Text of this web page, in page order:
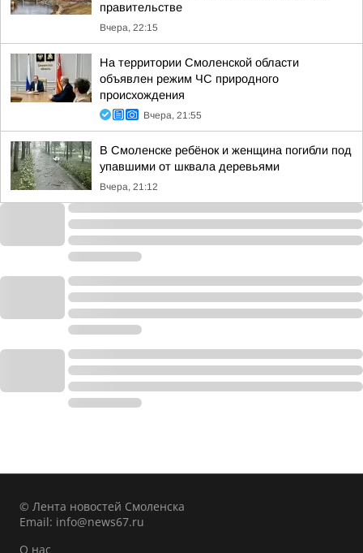
правительстве
Вчера, 22:15
На территории Смоленской области
объявлен режим ЧС природного
происхождения
Вчера, 21:55
В Смоленске ребёнок и женщина погибли под
упавшими от шквала деревьями
Вчера, 21:12
© Лента новостей Смоленска
Email: info@news67.ru
О нас